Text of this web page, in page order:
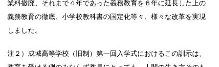
業料撤廃、それまで４年であった義務教育を６年に延長した上の
義務教育の徹底、小学校教科書の国定化等々、様々な改革を実現
しました。
注２）成城高等学校（旧制）第一回入学式におけるこの訓示は、